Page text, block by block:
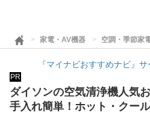
家電・AV機器 空調・季節家
『マイナビおすすめナビ』
PR
ダイソンの空気清浄機人気
手入れ簡単！ホット・クー